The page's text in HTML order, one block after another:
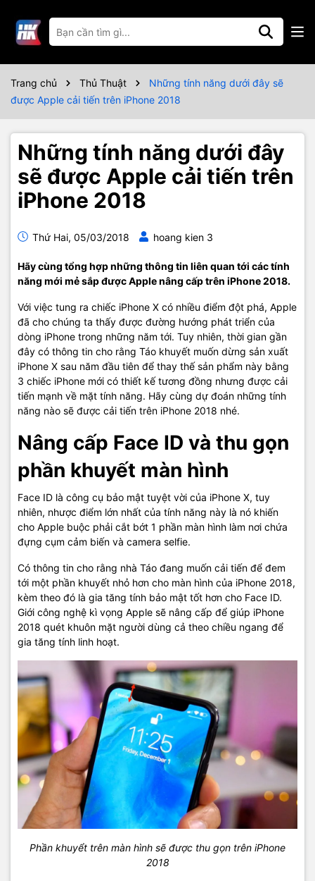
Trang chủ Thủ Thuật
Những tính năng dưới đây sẽ
được Apple cải tiến trên iPhone 2018
Những tính năng dưới đây
sẽ được Apple cải tiến trên
iPhone 2018
Thứ Hai, 05/03/2018 hoang kien 3
Hãy cùng tổng hợp những thông tin liên quan tới các tính
năng mới mẻ sắp được Apple nâng cấp trên iPhone 2018.
Với việc tung ra chiếc iPhone X có nhiều điểm đột phá, Apple
đã cho chúng ta thấy được đường hướng phát triển của
dòng iPhone trong những năm tới. Tuy nhiên, thời gian gần
đây có thông tin cho rằng Táo khuyết muốn dừng sản xuất
iPhone X sau năm đầu tiên để thay thế sản phẩm này bằng
3 chiếc iPhone mới có thiết kế tương đồng nhưng được cải
tiến mạnh về mặt tính năng. Hãy cùng dự đoán những tính
năng nào sẽ được cải tiến trên iPhone 2018 nhé.
Nâng cấp Face ID và thu gọn
phần khuyết màn hình
Face ID là công cụ bảo mật tuyệt vời của iPhone X, tuy
nhiên, nhược điểm lớn nhất của tính năng này là nó khiến
cho Apple buộc phải cắt bớt 1 phần màn hình làm nơi chứa
đựng cụm cảm biến và camera selfie.
Có thông tin cho rằng nhà Táo đang muốn cải tiến để đem
tới một phần khuyết nhỏ hơn cho màn hình của iPhone 2018,
kèm theo đó là gia tăng tính bảo mật tốt hơn cho Face ID.
Giới công nghệ kì vọng Apple sẽ nâng cấp để giúp iPhone
2018 quét khuôn mặt người dùng cả theo chiều ngang để
gia tăng tính linh hoạt.
Phần khuyểt trên màn hình sẽ được thu gọn trên iPhone
2018